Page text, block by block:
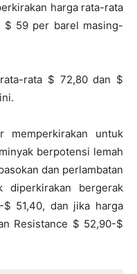
harga rata-rata
$ 59 per barel masing-
rata $ 72,80 dan $
memperkirakan untuk
berpotensi lemah
dan perlambatan
diperkirakan bergerak
51,40, dan jika harga
Resistance $ 52,90-$